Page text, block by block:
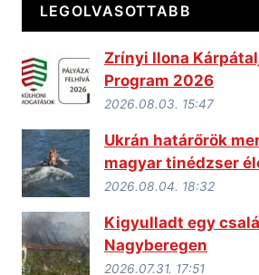
LEGOLVASOTTABB
Zrínyi Ilona
Program 2026
2026.08.03. 15:47
Ukrán határőrök
magyar tinédzser
2026.08.04. 18:32
Kigyulladt egy
Nagyberegen
2026.07.31. 17:51